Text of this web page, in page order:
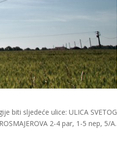
biti sljedeće ulice: ULICA SVETOG
2-4 par, 1-5 nep, 5/A.